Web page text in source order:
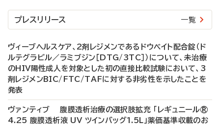
プレスリリース 一覧
ヴィーブヘルスケア、2剤レジメンであるドウベイト配合錠（ド
ルテグラビル／ラミブジン［DTG/3TC］）について、未治療
のHIV陽性成人を対象とした初の直接比較試験において、3
剤レジメンBIC/FTC/TAFに対する非劣性を示したことを
発表
ヴァンティブ 腹膜透析治療の選択肢拡充 「レギュニール®
4.25 腹膜透析液 UV ツインバッグ1.5L」薬価基準収載のお